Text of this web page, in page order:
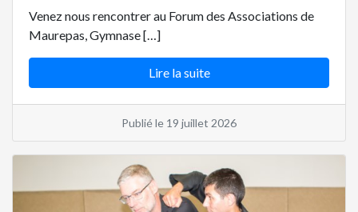
Venez nous rencontrer au Forum des Associations de
Maurepas, Gymnase […]
Lire la suite
Publié le 19 juillet 2026